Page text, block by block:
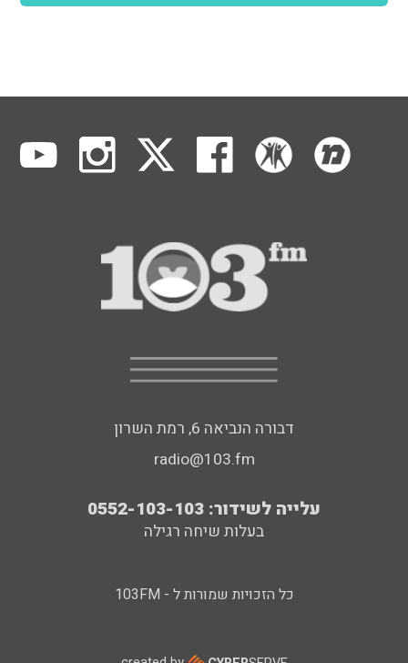
דבורה הנביאה 6, רמת השרון
radio@103.fm
עלייה לשידור: 0552-103-103
בעלות שיחה רגילה
כל הזכויות שמורות ל - 103FM